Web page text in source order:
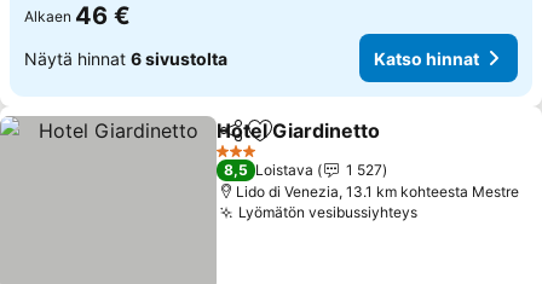
Alkaen 46 €
Näytä hinnat 6 sivustolta Katso hinnat
Jaa Lisää suosikkeihin
Hotel Giardinetto
3 Tähtiluokitus
8,5 Loistava
1 527
Lido di Venezia, 13.1 km kohteesta Mestre
Lyömätön vesibussiyhteysKatso hinnat